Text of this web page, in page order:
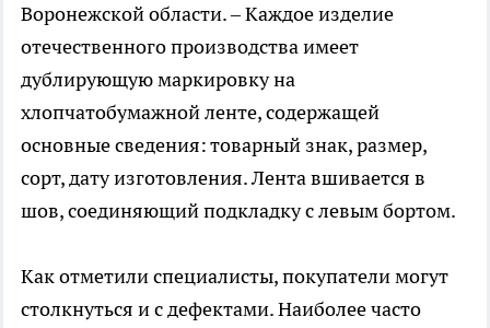
Воронежской области. – Каждое изделие
отечественного производства имеет
дублирующую маркировку на
хлопчатобумажной ленте, содержащей
основные сведения: товарный знак, размер,
сорт, дату изготовления. Лента вшивается в
шов, соединяющий подкладку с левым бортом.
Как отметили специалисты, покупатели могут
столкнуться и с дефектами. Наиболее часто